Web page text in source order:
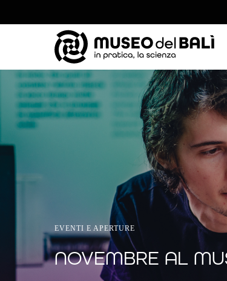
EVENTI E APERTURE
NOVEMBRE AL